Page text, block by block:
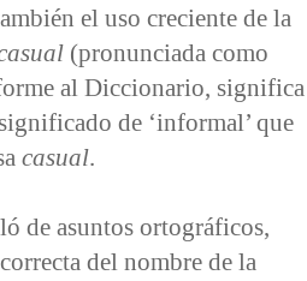
el uso creciente de la
(pronunciada como
al Diccionario, significa
de ‘informal’ que
casual.
de asuntos ortográficos,
del nombre de la